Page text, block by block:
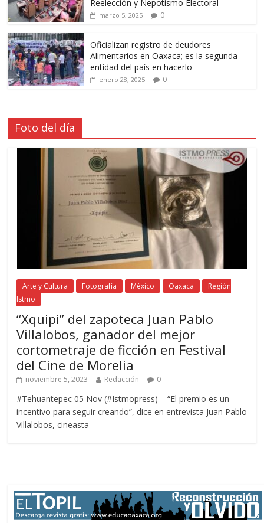
Reelección y Nepotismo Electoral
marzo 5, 2025 0
Oficializan registro de deudores
Alimentarios en Oaxaca; es la segunda
entidad del país en hacerlo
enero 28, 2025 0
Foto del día
Arte y Cultura Fotografía México Oaxaca
Región
Istmo
“Xquipi” del zapoteca Juan Pablo
Villalobos, ganador del mejor
cortometraje de ficción en Festival
del Cine de Morelia
noviembre 5, 2023 Redacción 0
#Tehuantepec 05 Nov (#Istmopress) – “El premio es un
incentivo para seguir creando”, dice en entrevista Juan Pablo
Villalobos, cineasta